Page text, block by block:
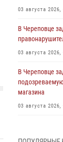
03 августа 2026,
В Череповце
03 августа 2026,
В Череповце
магазина
03 августа 2026,